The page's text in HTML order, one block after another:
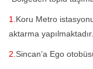
1.Koru Metro
aktarma yapılmaktadır.
2.Sincan’a Ego